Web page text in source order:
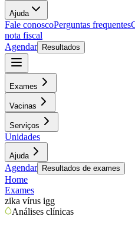
Ajuda
Fale conoscoPerguntas frequentes
nota fiscal
Agendar
Resultados
Exames
Vacinas
Serviços
Unidades
Ajuda
Agendar Resultados de exames
Home
Exames
zika vírus igg
Análises clínicas